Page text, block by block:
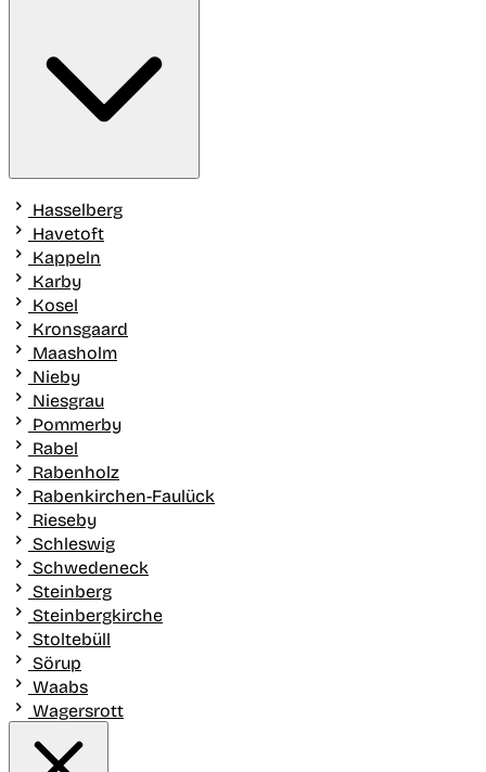
Hasselberg
Havetoft
Kappeln
Karby
Kosel
Kronsgaard
Maasholm
Nieby
Niesgrau
Pommerby
Rabel
Rabenholz
Rabenkirchen-Faulück
Rieseby
Schleswig
Schwedeneck
Steinberg
Steinbergkirche
Stoltebüll
Sörup
Waabs
Wagersrott